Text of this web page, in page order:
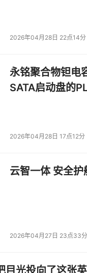
2026年04月28日 22点14分
永铭聚合物钽电
SATA启动盘的
2026年04月28日 17点12分
云智一体 安全
2026年04月27日 23点33分